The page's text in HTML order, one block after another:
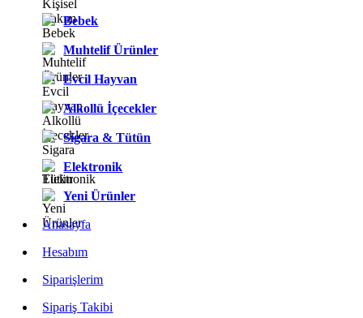
Bebek
Muhtelif Ürünler
Evcil Hayvan
Alkollü İçecekler
Sigara & Tütün
Elektronik
Yeni Ürünler
Anasayfa
Hesabım
Siparişlerim
Sipariş Takibi